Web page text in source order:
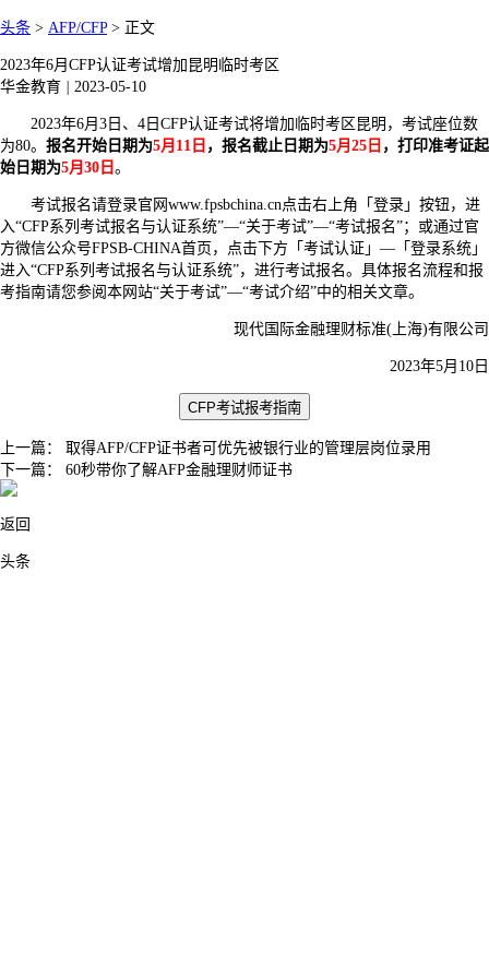
头条 > AFP/CFP> 正文
2023年6月CFP认证考试增加昆明临时考区
华金教育
2023-05-10
2023年6月3日、4日CFP认证考试将增加临时考区昆明，考试座位数
为80。 报名开始日期为5月11日 ，报名截止日期为5月25日 ，打印准考证起
始日期为5月30日 。
考试报名请登录官网www.fpsbchina.cn点击右上角「登录」按钮，进
入“CFP系列考试报名与认证系统”—“关于考试”—“考试报名”；或通过官
方微信公众号FPSB-CHINA首页，点击下方「考试认证」—「登录系统」
进入“CFP系列考试报名与认证系统”，进行考试报名。具体报名流程和报
考指南请您参阅本网站“关于考试”—“考试介绍”中的相关文章。
现代国际金融理财标准(上海)有限公司
2023年5月10日
CFP考试报考指南
上一篇： 取得AFP/CFP证书者可优先被银行业的管理层岗位录用
下一篇： 60秒带你了解AFP金融理财师证书
返回
头条